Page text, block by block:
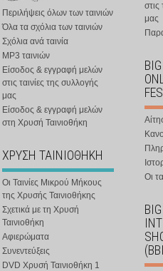
Περιλήψεις όλων των ταινιών
Όλα τα σχόλια των ταινιών
Σχόλια ανά ταινία
MP3 ταινιών
Είσοδος & εγγραφή μελών
στις ταινίες της συλλογής
μας
Είσοδος & εγγραφή μελών
στη Χρυσή Ταινιοθήκη
ΧΡΥΣΗ ΤΑΙΝΙΟΘΗΚΗ
Οι Ταινίες Μικρού Μήκους
της Χρυσής Ταινιοθήκης
Σχετικά με τη Χρυσή
Ταινιοθήκη
Αφιερώματα
Συνεντεύξεις
DVD Χρυσή Ταινιοθήκη 1
στις
μας
Οι